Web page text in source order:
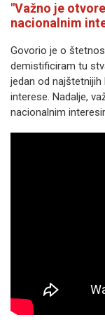
"Važno je
nacionalnim
Govorio je o
demistificiram tu
jedan od
interese. Nadalje,
nacionalnim